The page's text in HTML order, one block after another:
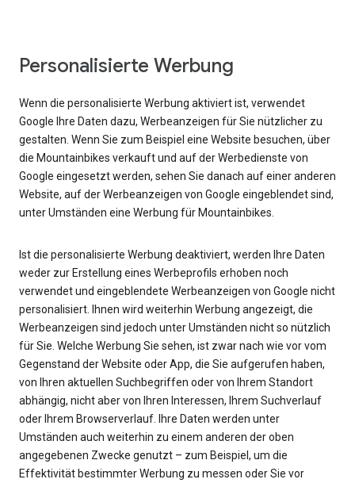
Personalisierte Werbung
Wenn die personalisierte Werbung aktiviert ist, verwendet
Google Ihre Daten dazu, Werbeanzeigen für Sie nützlicher zu
gestalten. Wenn Sie zum Beispiel eine Website besuchen, über
die Mountainbikes verkauft und auf der Werbedienste von
Google eingesetzt werden, sehen Sie danach auf einer anderen
Website, auf der Werbeanzeigen von Google eingeblendet sind,
unter Umständen eine Werbung für Mountainbikes.
Ist die personalisierte Werbung deaktiviert, werden Ihre Daten
weder zur Erstellung eines Werbeprofils erhoben noch
verwendet und eingeblendete Werbeanzeigen von Google nicht
personalisiert. Ihnen wird weiterhin Werbung angezeigt, die
Werbeanzeigen sind jedoch unter Umständen nicht so nützlich
für Sie. Welche Werbung Sie sehen, ist zwar nach wie vor vom
Gegenstand der Website oder App, die Sie aufgerufen haben,
von Ihren aktuellen Suchbegriffen oder von Ihrem Standort
abhängig, nicht aber von Ihren Interessen, Ihrem Suchverlauf
oder Ihrem Browserverlauf. Ihre Daten werden unter
Umständen auch weiterhin zu einem anderen der oben
angegebenen Zwecke genutzt – zum Beispiel, um die
Effektivität bestimmter Werbung zu messen oder Sie vor